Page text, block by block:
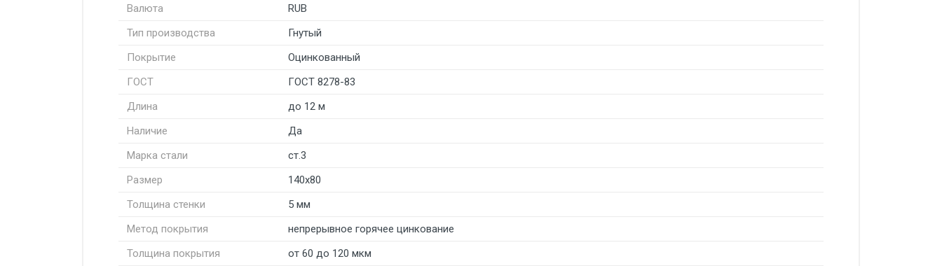
Валюта
RUB
Тип производства
Гнутый
Покрытие
Оцинкованный
ГОСТ
ГОСТ 8278-83
Длина
до 12 м
Наличие
Да
Марка стали
ст.3
Размер
140х80
Толщина стенки
5 мм
Метод покрытия
непрерывное горячее цинкование
Толщина покрытия
от 60 до 120 мкм